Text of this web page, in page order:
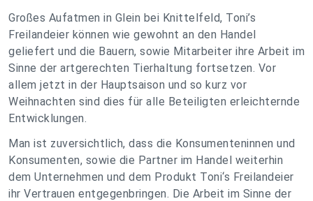
Großes Aufatmen in Glein bei Knittelfeld, Toni’s
Freilandeier können wie gewohnt an den Handel
geliefert und die Bauern, sowie Mitarbeiter ihre Arbeit im
Sinne der artgerechten Tierhaltung fortsetzen. Vor
allem jetzt in der Hauptsaison und so kurz vor
Weihnachten sind dies für alle Beteiligten erleichternde
Entwicklungen.
Man ist zuversichtlich, dass die Konsumenteninnen und
Konsumenten, sowie die Partner im Handel weiterhin
dem Unternehmen und dem Produkt Toni‘s Freilandeier
ihr Vertrauen entgegenbringen. Die Arbeit im Sinne der